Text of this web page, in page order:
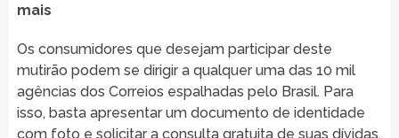
mais
Os consumidores que desejam participar deste
mutirão podem se dirigir a qualquer uma das 10 mil
agências dos Correios espalhadas pelo Brasil. Para
isso, basta apresentar um documento de identidade
com foto e solicitar a consulta gratuita de suas dívidas.